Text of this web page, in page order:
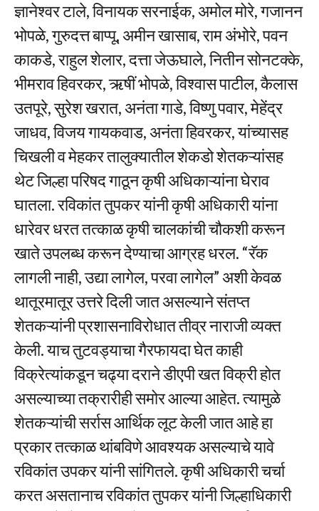
ज्ञानेश्वर टाले, विनायक सरनाईक, अमोल मोरे, गजानन
भोपळे, गुरुदत्त बाप्पू, अमीन खासाब, राम अंभोरे, पवन
काकडे, राहुल शेलार, दत्ता जेऊघाले, नितीन सोनटक्के,
भीमराव हिवरकर, ऋषीं भोपळे, विश्वास पाटील, कैलास
उतपूरे, सुरेश खरात, अनंता गाडे, विष्णु पवार, मेहेंद्र
जाधव, विजय गायकवाड, अनंता हिवरकर, यांच्यासह
चिखली व मेहकर तालुक्यातील शेकडो शेतकऱ्यांसह
थेट जिल्हा परिषद गाठून कृषी अधिकाऱ्यांना घेराव
घातला. रविकांत तुपकर यांनी कृषी अधिकारी यांना
धारेवर धरत तत्काळ कृषी चालकांची चौकशी करून
खाते उपलब्ध करून देण्याचा आग्रह धरल. “रॅक
लागली नाही, उद्या लागेल, परवा लागेल” अशी केवळ
थातूरमातूर उत्तरे दिली जात असल्याने संतप्त
शेतकऱ्यांनी प्रशासनाविरोधात तीव्र नाराजी व्यक्त
केली. याच तुटवड्याचा गैरफायदा घेत काही
विक्रेत्यांकडून चढ्या दराने डीएपी खत विक्री होत
असल्याच्या तक्रारीही समोर आल्या आहेत. त्यामुळे
शेतकऱ्यांची सर्रास आर्थिक लूट केली जात आहे हा
प्रकार तत्काळ थांबविणे आवश्यक असल्याचे यावे
रविकांत उपकर यांनी सांगितले. कृषी अधिकारी चर्चा
करत असतानाच रविकांत तुपकर यांनी जिल्हाधिकारी